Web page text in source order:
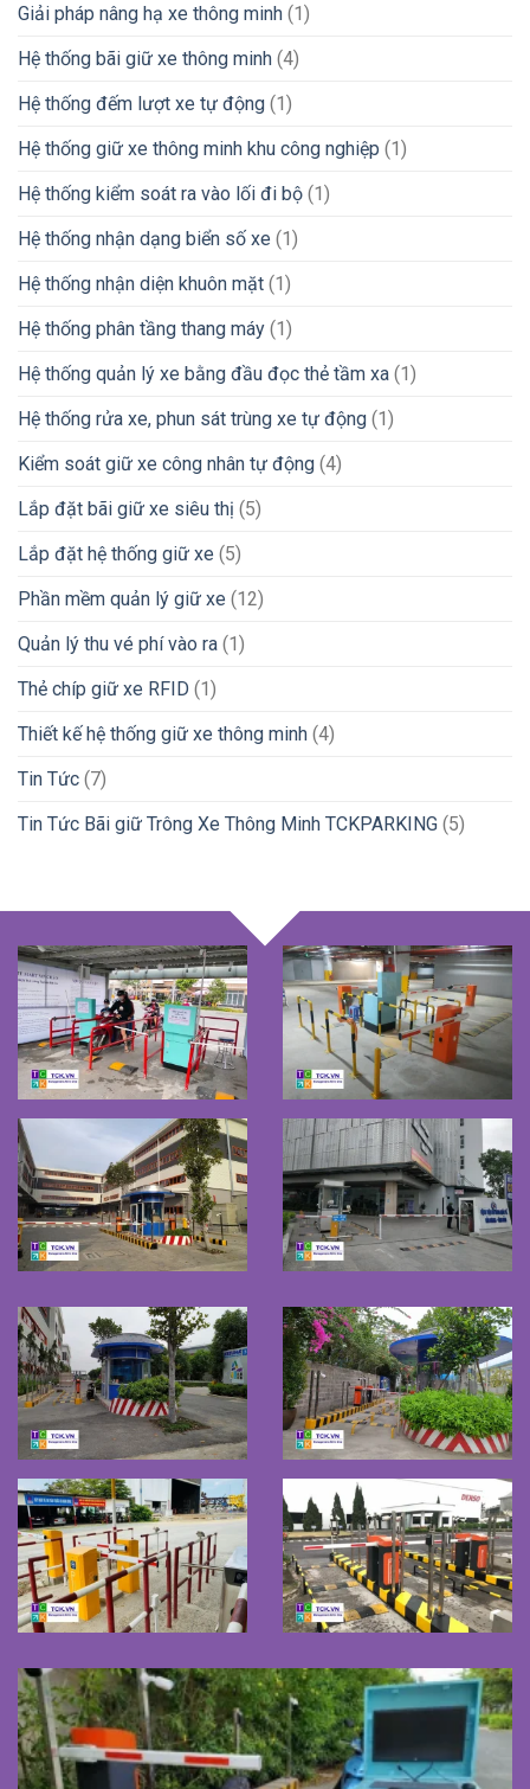
Giải pháp nâng hạ xe thông minh (1)
Hệ thống bãi giữ xe thông minh (4)
Hệ thống đếm lượt xe tự động (1)
Hệ thống giữ xe thông minh khu công nghiệp (1)
Hệ thống kiểm soát ra vào lối đi bộ (1)
Hệ thống nhận dạng biển số xe (1)
Hệ thống nhận diện khuôn mặt (1)
Hệ thống phân tầng thang máy (1)
Hệ thống quản lý xe bằng đầu đọc thẻ tầm xa (1)
Hệ thống rửa xe, phun sát trùng xe tự động (1)
Kiểm soát giữ xe công nhân tự động (4)
Lắp đặt bãi giữ xe siêu thị (5)
Lắp đặt hệ thống giữ xe (5)
Phần mềm quản lý giữ xe (12)
Quản lý thu vé phí vào ra (1)
Thẻ chíp giữ xe RFID (1)
Thiết kế hệ thống giữ xe thông minh (4)
Tin Tức (7)
Tin Tức Bãi giữ Trông Xe Thông Minh TCKPARKING (5)